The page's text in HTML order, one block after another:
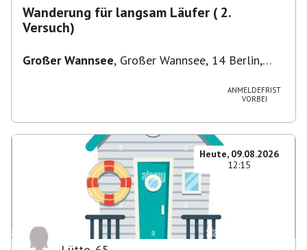
Wanderung für langsam Läufer ( 2.
Versuch)
Großer Wannsee, Großer Wannsee, 14 Berlin,
ANMELDEFRIST
VORBEI
Heute, 09.08.2026
12:15